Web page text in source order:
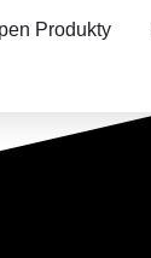
Produkty